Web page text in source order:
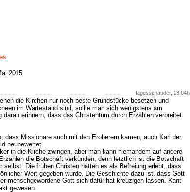
2015
tagesschauder, 13:04h
die Kirchen nur noch beste Grundstücke besetzen und
im Wartestand sind, sollte man sich wenigstens am
daran erinnern, dass das Christentum durch Erzählen verbreitet
dass Missionare auch mit den Eroberern kamen, auch Karl der
neubewertet.
in die Kirche zwingen, aber man kann niemandem auf andere
die Botschaft verkünden, denn letztlich ist die Botschaft
selbst. Die frühen Christen hatten es als Befreiung erlebt, dass
Wert gegeben wurde. Die Geschichte dazu ist, dass Gott
menschgewordene Gott sich dafür hat kreuzigen lassen. Kant
gewesen.